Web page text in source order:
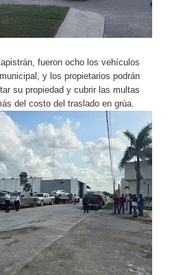
fueron ocho los vehículos
y los propietarios podrán
su propiedad y cubrir las multas
del costo del traslado en grúa.